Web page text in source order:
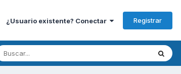
¿Usuario existente? Conectar Registrar